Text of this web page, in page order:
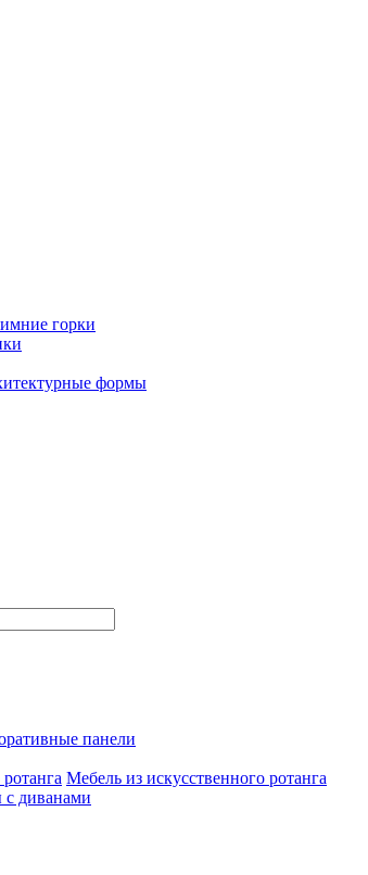
горки
формы
панели
Мебель из искусственного ротанга
диванами